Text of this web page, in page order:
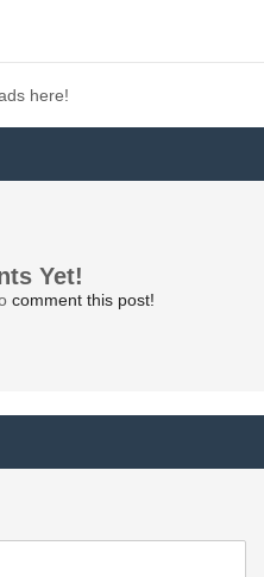
here!
Yet!
comment this post!